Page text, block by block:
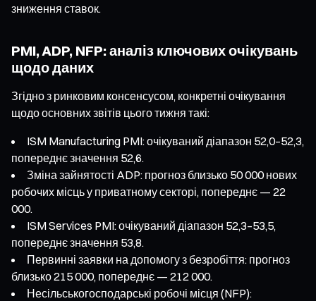
зниження ставок.
PMI, ADP, NFP: аналіз ключових очікувань
щодо даних
Згідно з ринковим консенсусом, конкретні очікування
щодо основних звітів цього тижня такі:
ISM Manufacturing PMI: очікуваний діапазон 52,0–52,3,
попереднє значення 52,6.
Зміна зайнятості ADP: прогноз близько 50 000 нових
робочих місць у приватному секторі, попереднє — 22
000.
ISM Services PMI: очікуваний діапазон 52,3–53,5,
попереднє значення 53,8.
Первинні заявки на допомогу з безробіття: прогноз
близько 215 000, попереднє — 212 000.
Несільськогосподарські робочі місця (NFP):